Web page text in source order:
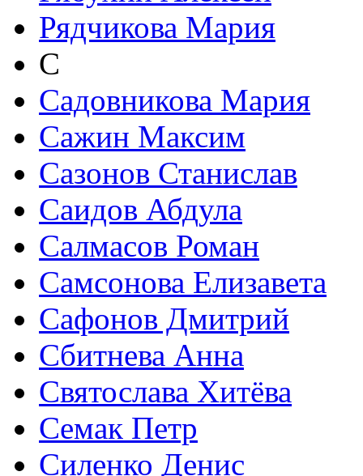
Рядчикова Мария
С
Садовникова Мария
Сажин Максим
Сазонов Станислав
Саидов Абдула
Салмасов Роман
Самсонова Елизавета
Сафонов Дмитрий
Сбитнева Анна
Святослава Хитёва
Семак Петр
Силенко Денис